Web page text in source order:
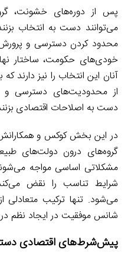
پس از دوره‌های خشونت،
می‌توانند دست به انتخاب
محدود کردن دسترسی و
خودی‌های حکومت، ساختار
دست به اصلاحات اقتصادی
در این بخش کوکس و همکارانش
گروه‌های درون دولت‌های
مشکلاتی اساسی مواجه
شرایط تناسب را نقض
می‌شود. تنها ترکیب
شانس موفقیت در ایجاد نظم در
پیش‌شرط‌های اقتصادی